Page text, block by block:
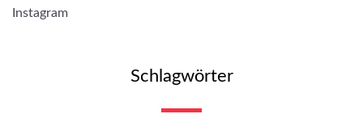
Instagram
Schlagwörter